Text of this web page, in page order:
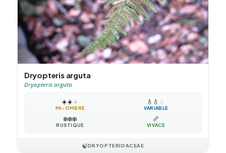
Dryopteris arguta
Dryopteris arguta
☀️☀️☀️
MI-OMBRE
💧 💧 💧
VARIABLE
❄️❄️❄️
RUSTIQUE
📏
VIVACE
🍃DRYOPTERIDACEAE